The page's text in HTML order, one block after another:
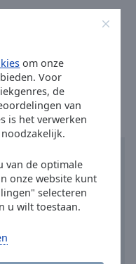
om onze
Voor
de
van
is het verwerken
van de optimale
onze website kunt
selecteren
u wilt toestaan.